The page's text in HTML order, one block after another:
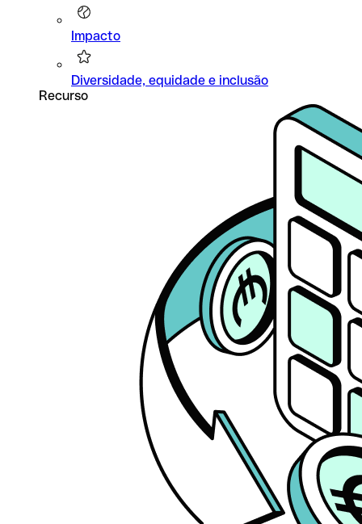
Impacto
Diversidade, equidade e inclusão
Recurso